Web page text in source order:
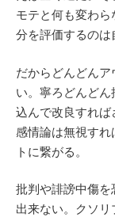
モテと何も変わ
分を評価するのは
だからどんどん
い。寧ろどんど
込んで改良すれ
感情論は無視すれ
トに繋がる。
批判や誹謗中傷
出来ない。クソ